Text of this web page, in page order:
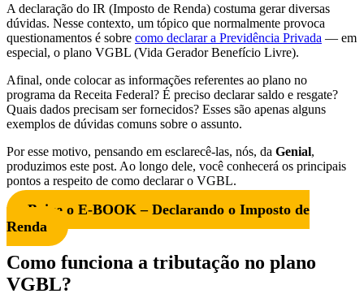
A declaração do IR (Imposto de Renda) costuma gerar diversas
dúvidas. Nesse contexto, um tópico que normalmente provoca
questionamentos é sobre como declarar a Previdência Privada — em
especial, o plano VGBL (Vida Gerador Benefício Livre).
Afinal, onde colocar as informações referentes ao plano no
programa da Receita Federal? É preciso declarar saldo e resgate?
Quais dados precisam ser fornecidos? Esses são apenas alguns
exemplos de dúvidas comuns sobre o assunto.
Por esse motivo, pensando em esclarecê-las, nós, da Genial,
produzimos este post. Ao longo dele, você conhecerá os principais
pontos a respeito de como declarar o VGBL.
Baixe o E-BOOK – Declarando o Imposto de
Renda
Como funciona a tributação no plano
VGBL?